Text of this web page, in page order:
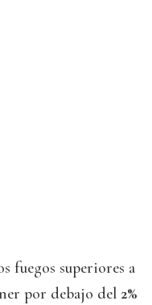
fuegos superiores a
por debajo del 2%